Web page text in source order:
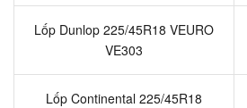
Lốp Dunlop 225/45R18 VEURO
VE303
Lốp Continental 225/45R18